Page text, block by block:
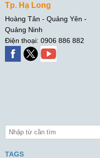
Tp. Hạ Long
Hoàng Tân - Quảng Yên -
Quảng Ninh
Điện thoại: 0906 886 882
TAGS